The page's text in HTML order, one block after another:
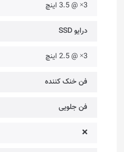
3× @ 3.5 اینچ
درایو SSD
3× @ 2.5 اینچ
فن خنک کننده
فن جلویی
❌